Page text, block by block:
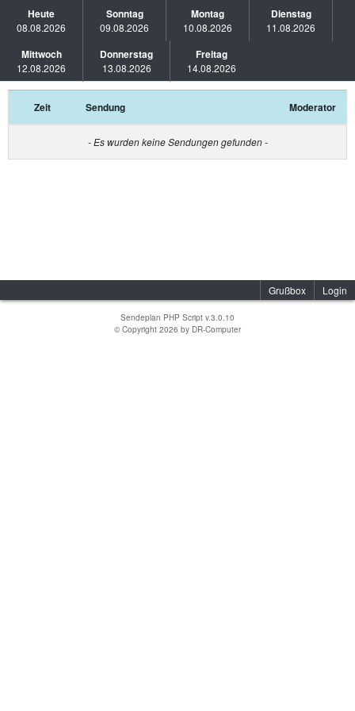
Heute
08.08.2026
Sonntag
09.08.2026
Montag
10.08.2026
Dienstag
11.08.2026
Mittwoch
12.08.2026
Donnerstag
13.08.2026
Freitag
14.08.2026
Zeit Sendung Moderator
- Es wurden keine Sendungen gefunden -
Grußbox Login
Sendeplan PHP Script v.3.0.10
© Copyright 2026 by DR-Computer